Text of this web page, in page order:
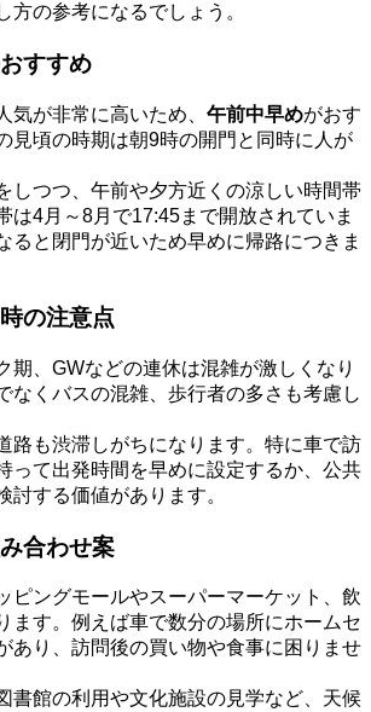
方の参考になるでしょう。
すすめ
気が非常に高いため、 午前中早めがおす
見頃の時期は朝9時の開門と同時に人が
しつつ、午前や夕方近くの涼しい時間帯
は4月～8月で17:45まで開放されていま
ると閉門が近いため早めに帰路につきま
の注意点
期、GWなどの連休は混雑が激しくなり
なくバスの混雑、歩行者の多さも考慮し
路も渋滞しがちになります。特に車で訪
って出発時間を早めに設定するか、公共
討する価値があります。
合わせ案
ピングモールやスーパーマーケット、飲
ます。例えば車で数分の場所にホームセ
あり、訪問後の買い物や食事に困りませ
書館の利用や文化施設の見学など、天候